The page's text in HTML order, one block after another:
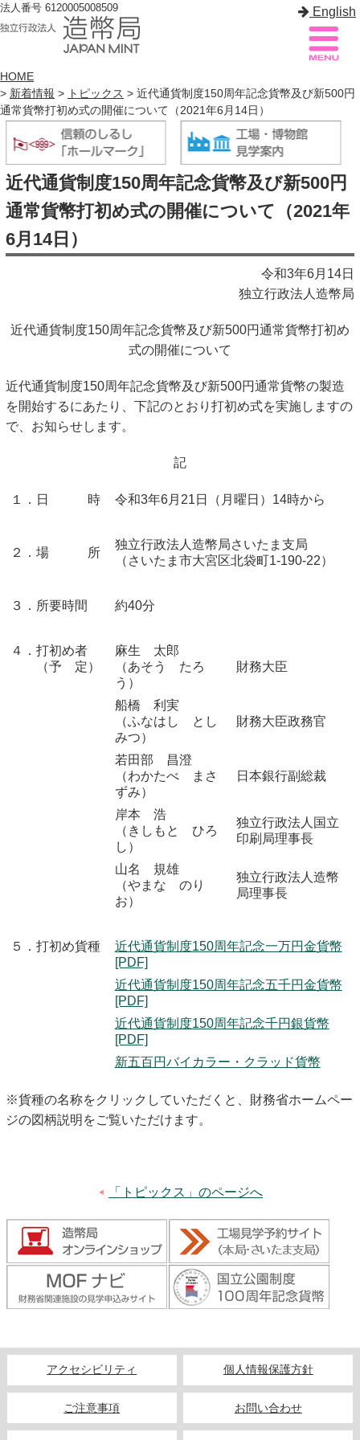
法人番号 6120005008509 English
造幣局案内 サイトマップ
トップページ
造幣局について
造幣事業を知る
造幣局製品を買う
公式SNS
HOME
> 新着情報 > トピックス > 近代通貨制度150周年記念貨幣及び新500円
通常貨幣打初め式の開催について（2021年6月14日）
近代通貨制度150周年記念貨幣及び新500円
通常貨幣打初め式の開催について（2021年
6月14日）
令和3年6月14日
独立行政法人造幣局
近代通貨制度150周年記念貨幣及び新500円通常貨幣打初め
式の開催について
近代通貨制度150周年記念貨幣及び新500円通常貨幣の製造
を開始するにあたり、下記のとおり打初め式を実施しますの
で、お知らせします。
記
１．日 時 令和3年6月21日（月曜日）14時から
２．場 所
独立行政法人造幣局さいたま支局
（さいたま市大宮区北袋町1-190-22）
３．所要時間 約40分
４．打初め者
（予 定）
麻生 太郎
（あそう たろ
う）
財務大臣
船橋 利実
（ふなはし とし
みつ）
財務大臣政務官
若田部 昌澄
（わかたべ まさ
ずみ）
日本銀行副総裁
岸本 浩
（きしもと ひろ
し）
独立行政法人国立
印刷局理事長
山名 規雄
（やまな のり
お）
独立行政法人造幣
局理事長
５．打初め貨種
近代通貨制度150周年記念一万円金貨幣
[PDF]
近代通貨制度150周年記念五千円金貨幣
[PDF]
近代通貨制度150周年記念千円銀貨幣
[PDF]
新五百円バイカラー・クラッド貨幣
※貨種の名称をクリックしていただくと、財務省ホームペー
ジの図柄説明をご覧いただけます。
「トピックス」のページへ
アクセシビリティ 個人情報保護方針
ご注意事項 お問い合わせ